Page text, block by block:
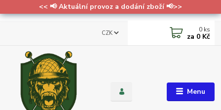
<< 📢 Aktuální provoz a dodání zboží 📢>>
Menu
CZK 0 ks
za 0 Kč